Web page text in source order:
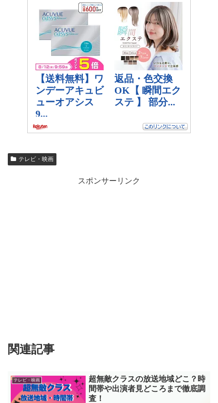
テレビ・映画
スポンサーリンク
関連記事
テレビ・映画
超無敵クラスの放送地域どこ？時
間帯や出演者見どころまで徹底調
査！